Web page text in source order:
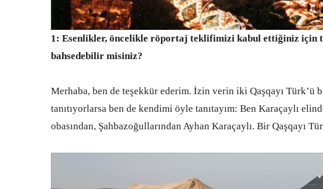
1: Esenlikler, öncelikle röportaj teklifimizi kabul ettiğiniz için
bahsedebilir misiniz?
Merhaba, ben de teşekkür ederim. İzin verin iki Qaşqayı Türk’ü
tanıtıyorlarsa ben de kendimi öyle tanıtayım: Ben Karaçaylı
obasından, Şahbazoğullarından Ayhan Karaçaylı. Bir Qaşqayı